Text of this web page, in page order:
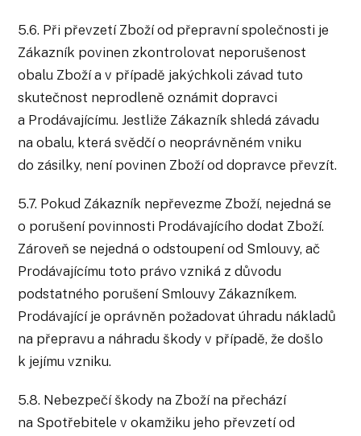
5.6. Při převzetí Zboží od přepravní společnosti je
Zákazník povinen zkontrolovat neporušenost
obalu Zboží a v případě jakýchkoli závad tuto
skutečnost neprodleně oznámit dopravci
a Prodávajícímu. Jestliže Zákazník shledá závadu
na obalu, která svědčí o neoprávněném vniku
do zásilky, není povinen Zboží od dopravce převzít.
5.7. Pokud Zákazník nepřevezme Zboží, nejedná se
o porušení povinnosti Prodávajícího dodat Zboží.
Zároveň se nejedná o odstoupení od Smlouvy, ač
Prodávajícímu toto právo vzniká z důvodu
podstatného porušení Smlouvy Zákazníkem.
Prodávající je oprávněn požadovat úhradu nákladů
na přepravu a náhradu škody v případě, že došlo
k jejímu vzniku.
5.8. Nebezpečí škody na Zboží na přechází
na Spotřebitele v okamžiku jeho převzetí od